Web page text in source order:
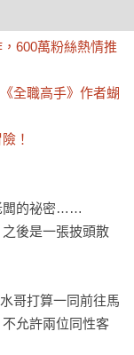
600萬粉絲熱情推
全職高手》作者蝴
！
闆的祕密……
之後是一張披頭散
哥打算一同前往馬
允許兩位同性客